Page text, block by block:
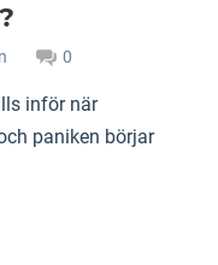
0
inför när
paniken börjar